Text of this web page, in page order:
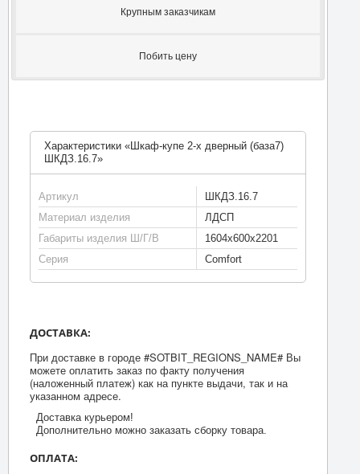
Крупным заказчикам
Побить цену
Характеристики «Шкаф-купе 2-х дверный (база7)
ШКДЗ.16.7»
Артикул
ШКДЗ.16.7
Материал изделия
ЛДСП
Габариты изделия Ш/Г/В
1604х600х2201
Серия
Comfort
ДОСТАВКА:
При доставке в городе #SOTBIT_REGIONS_NAME# Вы
можете оплатить заказ по факту получения
(наложенный платеж) как на пункте выдачи, так и на
указанном адресе.
Доставка курьером!
Дополнительно можно заказать сборку товара.
ОПЛАТА: